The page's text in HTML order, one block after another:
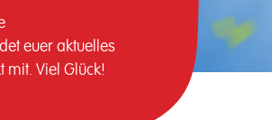
euer aktuelles
Viel Glück!